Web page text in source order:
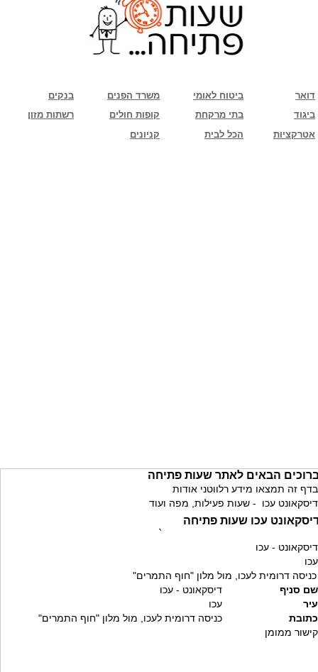
בנקים משרד הפנים ביטוח לאומי
דואר
רשתות מזון
קופות חולים בתי מרקחת
ביגוד
קניונים
הכל לבית אטרקציות
הבאים לאתר שעות פתיחה
בדף זה תמצאו מידע רלווטני אודות
דיסקאונט עכו - שעות פעילות, מפה ועוד
עכו שעות פתיחה
`
דיסקאונט - עכו
עכו
כניסה דרומית לעכו, מול מלון "חוף התמרים"
שם סניף
דיסקאונט - עכו
עיר
עכו
כתובת
כניסה דרומית לעכו, מול מלון "חוף התמרים"
קישור ממומן